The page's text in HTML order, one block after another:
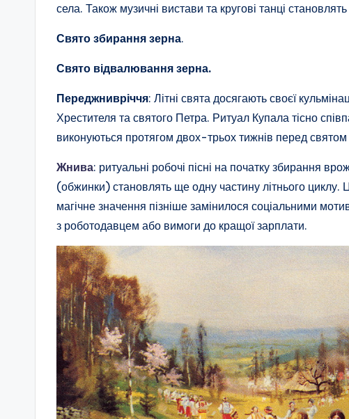
села. Також музичні вистави та кругові танці
Свято збирання зерна.
Свято відвалювання зерна.
Переджнивріччя: Літні свята досягають своєї
Хрестителя та святого Петра. Ритуал Купала тісно
виконуються протягом двох-трьох тижнів перед
Жнива: ритуальні робочі пісні на початку збирання
(обжинки) становлять ще одну частину літнього циклу.
магічне значення пізніше замінилося соціальними
з роботодавцем або вимоги до кращої зарплати.